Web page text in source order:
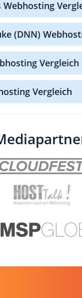
Webhosting
(DNN)
Vergleich
Vergleich